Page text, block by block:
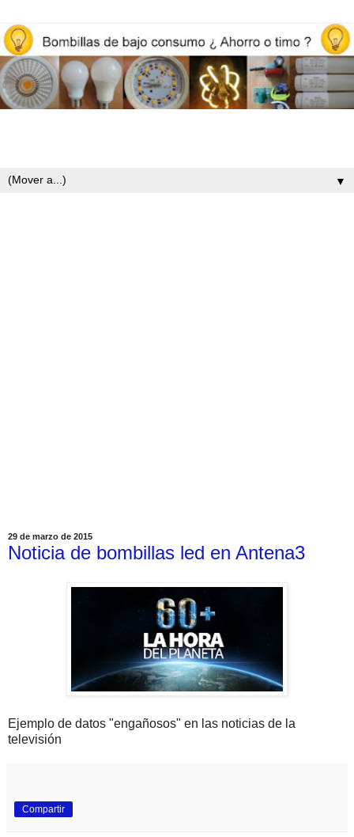
▼
29 de marzo de 2015
Noticia de bombillas led en Antena3
Ejemplo de datos "engañosos" en las noticias de la
televisión
Compartir